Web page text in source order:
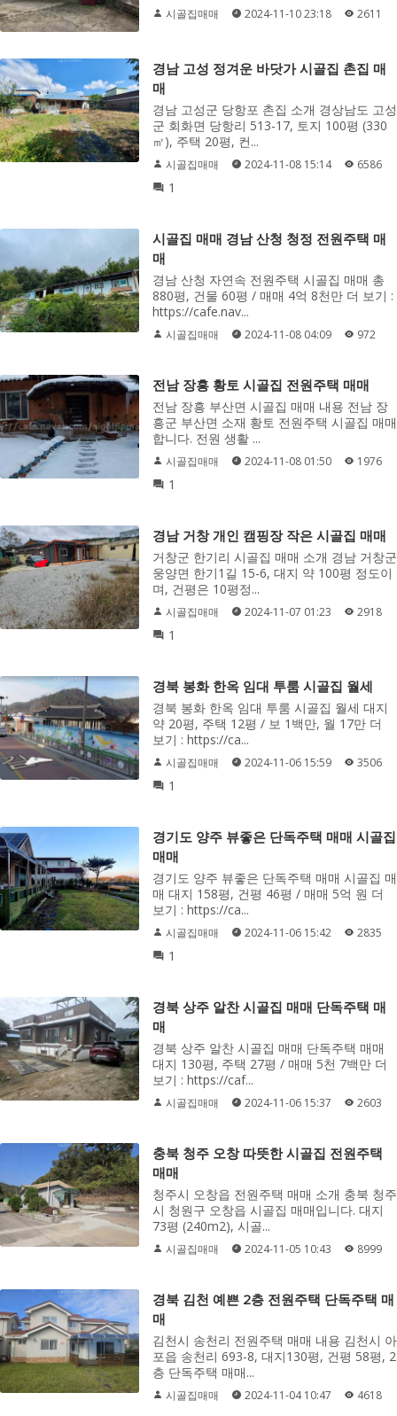
시골집매매 2024-11-10 23:18 2611
경남 고성 정겨운 바닷가 시골집 촌집 매
매
경남 고성군 당항포 촌집 소개 경상남도 고성
군 회화면 당항리 513-17, 토지 100평 (330
㎡), 주택 20평, 컨...
시골집매매 2024-11-08 15:14 6586
1
시골집 매매 경남 산청 청정 전원주택 매
매
경남 산청 자연속 전원주택 시골집 매매 총
880평, 건물 60평 / 매매 4억 8천만 더 보기 :
https://cafe.nav...
시골집매매 2024-11-08 04:09 972
전남 장흥 황토 시골집 전원주택 매매
전남 장흥 부산면 시골집 매매 내용 전남 장
흥군 부산면 소재 황토 전원주택 시골집 매매
합니다. 전원 생활 ...
시골집매매 2024-11-08 01:50 1976
1
경남 거창 개인 캠핑장 작은 시골집 매매
거창군 한기리 시골집 매매 소개 경남 거창군
웅양면 한기1길 15-6, 대지 약 100평 정도이
며, 건평은 10평정...
시골집매매 2024-11-07 01:23 2918
1
경북 봉화 한옥 임대 투룸 시골집 월세
경북 봉화 한옥 임대 투룸 시골집 월세 대지
약 20평, 주택 12평 / 보 1백만, 월 17만 더
보기 : https://ca...
시골집매매 2024-11-06 15:59 3506
1
경기도 양주 뷰좋은 단독주택 매매 시골집
매매
경기도 양주 뷰좋은 단독주택 매매 시골집 매
매 대지 158평, 건평 46평 / 매매 5억 원 더
보기 : https://ca...
시골집매매 2024-11-06 15:42 2835
1
경북 상주 알찬 시골집 매매 단독주택 매
매
경북 상주 알찬 시골집 매매 단독주택 매매
대지 130평, 주택 27평 / 매매 5천 7백만 더
보기 : https://caf...
시골집매매 2024-11-06 15:37 2603
충북 청주 오창 따뜻한 시골집 전원주택
매매
청주시 오창읍 전원주택 매매 소개 충북 청주
시 청원구 오창읍 시골집 매매입니다. 대지
73평 (240m2), 시골...
시골집매매 2024-11-05 10:43 8999
경북 김천 예쁜 2층 전원주택 단독주택 매
매
김천시 송천리 전원주택 매매 내용 김천시 아
포읍 송천리 693-8, 대지130평, 건평 58평, 2
층 단독주택 매매...
시골집매매 2024-11-04 10:47 4618